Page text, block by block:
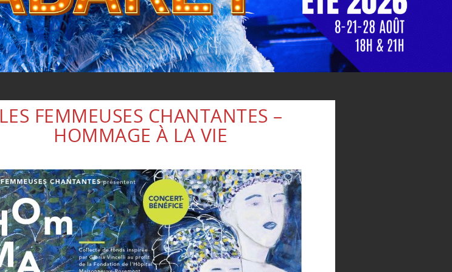
LES FEMMEUSES CHANTANTES –
HOMMAGE À LA VIE